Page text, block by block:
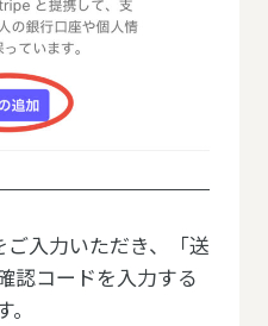
入力いただき、「送
認コードを入力する